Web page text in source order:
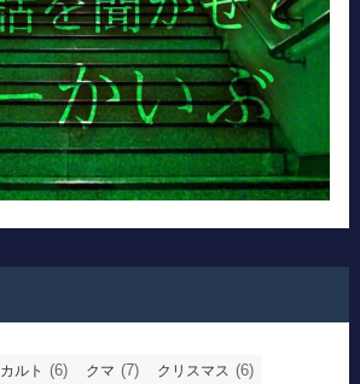
カルト (6) クマ (7) クリスマス (6)